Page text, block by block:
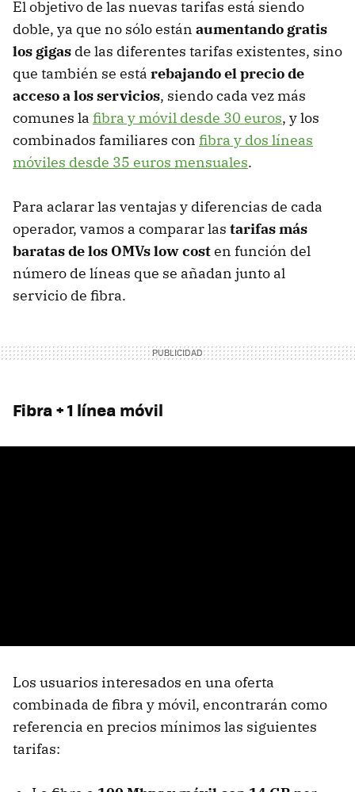
El objetivo de las nuevas tarifas está siendo
doble, ya que no sólo están aumentando gratis
los gigas de las diferentes tarifas existentes, sino
que también se está rebajando el precio de
acceso a los servicios, siendo cada vez más
comunes la fibra y móvil desde 30 euros, y los
combinados familiares con fibra y dos líneas
móviles desde 35 euros mensuales.
Para aclarar las ventajas y diferencias de cada
operador, vamos a comparar las tarifas más
baratas de los OMVs low costen función del
número de líneas que se añadan junto al
servicio de fibra.
Fibra + 1 línea móvil
Los usuarios interesados en una oferta
combinada de fibra y móvil, encontrarán como
referencia en precios mínimos las siguientes
tarifas: